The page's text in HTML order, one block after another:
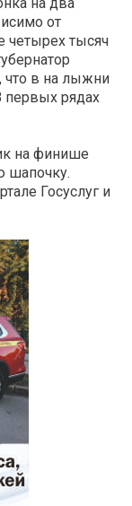
на два
от
четырех тысяч
что в на лыжни
первых рядах
на финише
шапочку.
Госуслуг и